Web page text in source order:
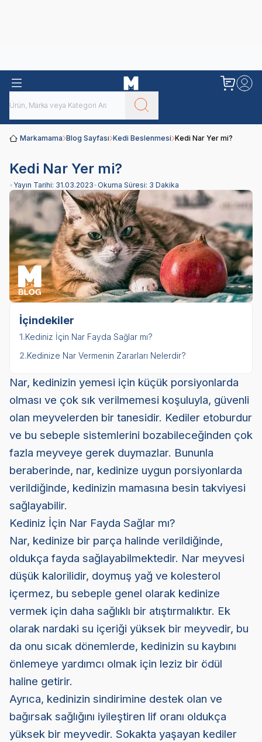
Markamama Blog Sayfası Kedi Beslenmesi Kedi Nar Yer mi?
Kedi Nar Yer mi?
• Yayın Tarihi: 31.03.2023•Okuma Süresi: 3 Dakika
İçindekiler
1.Kediniz İçin Nar Fayda Sağlar mı?
2.Kedinize Nar Vermenin Zararları Nelerdir?
Nar, kedinizin yemesi için küçük porsiyonlarda
olması ve çok sık verilmemesi koşuluyla, güvenli
olan meyvelerden bir tanesidir. Kediler etoburdur
ve bu sebeple sistemlerini bozabileceğinden çok
fazla meyveye gerek duymazlar. Bununla
beraberinde, nar, kedinize uygun porsiyonlarda
verildiğinde, kedinizin mamasına besin takviyesi
sağlayabilir.
Kediniz İçin Nar Fayda Sağlar mı?
Nar, kedinize bir parça halinde verildiğinde,
oldukça fayda sağlayabilmektedir. Nar meyvesi
düşük kalorilidir, doymuş yağ ve kolesterol
içermez, bu sebeple genel olarak kedinize
vermek için daha sağlıklı bir atıştırmalıktır. Ek
olarak nardaki su içeriği yüksek bir meyvedir, bu
da onu sıcak dönemlerde, kedinizin su kaybını
önlemeye yardımcı olmak için leziz bir ödül
haline getirir.
Ayrıca, kedinizin sindirimine destek olan ve
bağırsak sağlığını iyileştiren lif oranı oldukça
yüksek bir meyvedir. Sokakta yaşayan kediler